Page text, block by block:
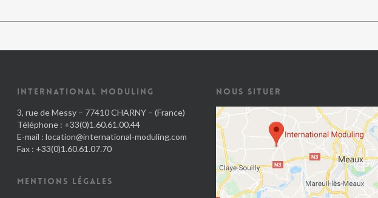
INTERNATIONAL MODULING
3, rue de Messy – 77410 CHARNY – (France)
Téléphone : +33(0)1.60.61.00.44
E-mail : location@international-moduling.com
Fax : +33(0)1.60.61.07.70
MENTIONS LÉGALES
NOUS SITUER